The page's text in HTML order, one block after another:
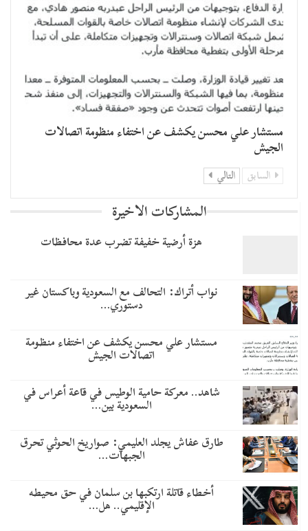
مستشار علي محسن يكشف عن اختفاء منظومة اتصالات
الجيش
السابق التالي
المشاركات الاخيرة
هزة أرضية خفيفة تضرب عدة محافظات
نواب أتراك: التحالف مع السعودية وباكستان غير
دستوري…
مستشار علي محسن يكشف عن اختفاء منظومة
اتصالات الجيش
شاهد.. معركة حامية الوطيس في قاعة أعراس في
السعودية بين…
طارق عفاش يجلد العليمي: صواريخ الحوثي تحرق
الجبهات…
أخطاء قاتلة ارتكبها بن سلمان في حق محيطه
الإقليمي.. هل…